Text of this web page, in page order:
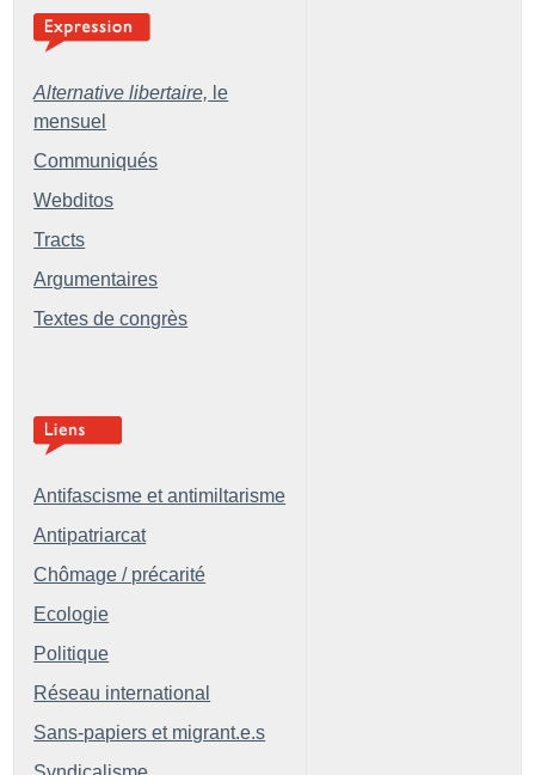
Alternative libertaire, le
mensuel
Communiqués
Webditos
Tracts
Argumentaires
Textes de congrès
Antifascisme et antimiltarisme
Antipatriarcat
Chômage / précarité
Ecologie
Politique
Réseau international
Sans-papiers et migrant.e.s